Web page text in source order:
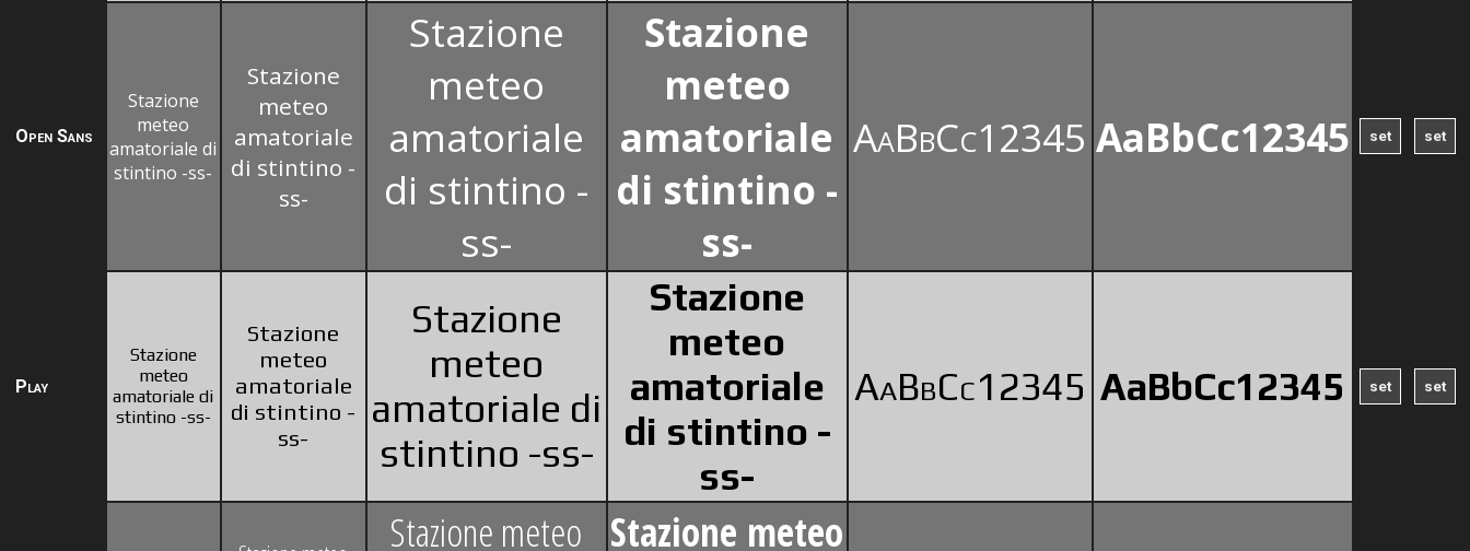
Open Sans
Stazione
meteo
amatoriale di
stintino -ss-
Stazione
meteo
amatoriale
di stintino -
ss-
Stazione
meteo
amatoriale
di stintino -
ss-
Stazione
meteo
amatoriale
di stintino -
ss-
AaBbCc12345 AaBbCc12345
Play
Stazione
meteo
amatoriale di
stintino -ss-
Stazione
meteo
amatoriale
di stintino -
ss-
Stazione
meteo
amatoriale di
stintino -ss-
Stazione
meteo
amatoriale
di stintino -
ss-
AaBbCc12345 AaBbCc12345
Stazione meteo Stazione meteo